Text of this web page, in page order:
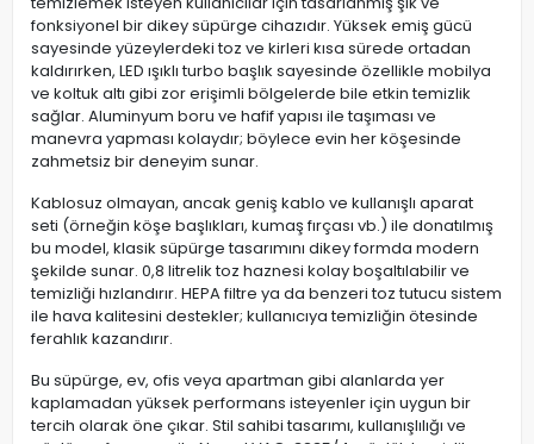
fonksiyonel bir dikey süpürge cihazıdır. Yüksek emiş gücü
sayesinde yüzeylerdeki toz ve kirleri kısa sürede ortadan
kaldırırken, LED ışıklı turbo başlık sayesinde özellikle mobilya
ve koltuk altı gibi zor erişimli bölgelerde bile etkin temizlik
sağlar. Aluminyum boru ve hafif yapısı ile taşıması ve
manevra yapması kolaydır; böylece evin her köşesinde
zahmetsiz bir deneyim sunar.
Kablosuz olmayan, ancak geniş kablo ve kullanışlı aparat
seti (örneğin köşe başlıkları, kumaş fırçası vb.) ile donatılmış
bu model, klasik süpürge tasarımını dikey formda modern
şekilde sunar. 0,8 litrelik toz haznesi kolay boşaltılabilir ve
temizliği hızlandırır. HEPA filtre ya da benzeri toz tutucu sistem
ile hava kalitesini destekler; kullanıcıya temizliğin ötesinde
ferahlık kazandırır.
Bu süpürge, ev, ofis veya apartman gibi alanlarda yer
kaplamadan yüksek performans isteyenler için uygun bir
tercih olarak öne çıkar. Stil sahibi tasarımı, kullanışlılığı ve